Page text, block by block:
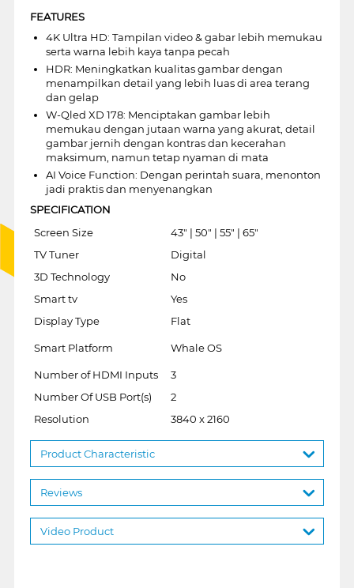
FEATURES
4K Ultra HD: Tampilan video & gabar lebih memukau
serta warna lebih kaya tanpa pecah
HDR: Meningkatkan kualitas gambar dengan
menampilkan detail yang lebih luas di area terang
dan gelap
W-Qled XD 178: Menciptakan gambar lebih
memukau dengan jutaan warna yang akurat, detail
gambar jernih dengan kontras dan kecerahan
maksimum, namun tetap nyaman di mata
AI Voice Function: Dengan perintah suara, menonton
jadi praktis dan menyenangkan
SPECIFICATION
Screen Size
43" | 50" | 55" | 65"
TV Tuner
Digital
3D Technology
No
Smart tv
Yes
Display Type
Flat
Smart Platform Whale OS
Number of HDMI Inputs
3
Number Of USB Port(s)
2
Resolution
3840 x 2160
Product Characteristic
Reviews
Video Product